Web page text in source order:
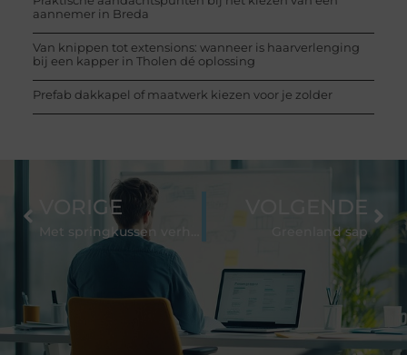
aannemer in Breda
Van knippen tot extensions: wanneer is haarverlenging
bij een kapper in Tholen dé oplossing
Prefab dakkapel of maatwerk kiezen voor je zolder
VORIGE VOLGENDE
Greenland sap